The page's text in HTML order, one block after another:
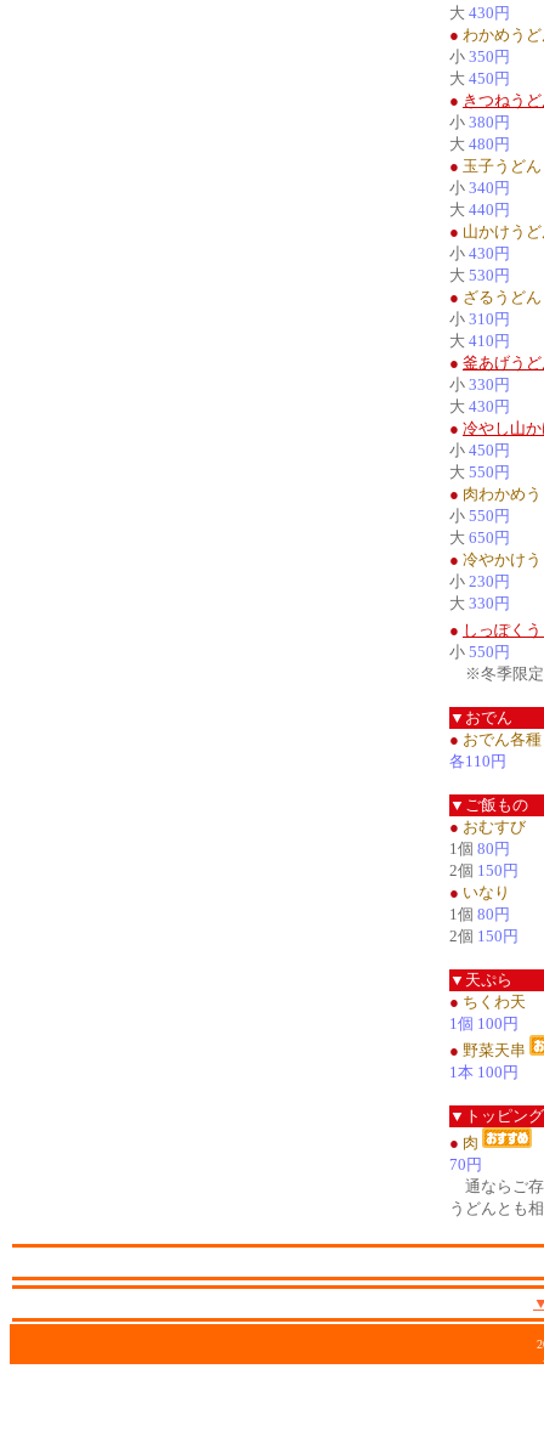
大 430円
● わかめう
小 350円
大 450円
● きつねう
小 380円
大 480円
● 玉子うどん
小 340円
大 440円
● 山かけう
小 430円
大 530円
● ざるうどん
小 310円
大 410円
● 釜あげう
小 330円
大 430円
● 冷やし山
小 450円
大 550円
● 肉わかめ
小 550円
大 650円
● 冷やかけ
小 230円
大 330円
● しっぽく
小 550円
※冬季限定
▼おでん
● おでん各種
各110円
▼ご飯もの
● おむすび
1個 80円
2個 150円
● いなり
1個 80円
2個 150円
▼天ぷら
● ちくわ天
1個 100円
● 野菜天串
1本 100円
▼トッピング
● 肉
70円
通ならご存
うどんとも